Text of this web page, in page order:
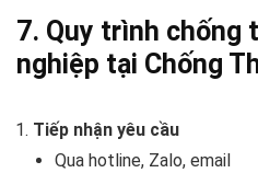
7. Quy trình chống
nghiệp tại Chống
Tiếp nhận yêu cầu
Qua hotline, Zalo, email